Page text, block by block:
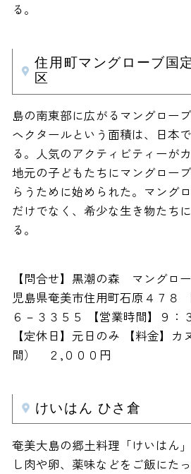
る。
住用町マングローブ国
区
島の南東部に広がるマングロー
ヘクタールという面積は、日本
る。人気のアクティビティーが
地元の子どもたちにマングロー
らうために始められた。マング
だけでなく、希少な生き物たち
る。
【問合せ】黒潮の森 マングロ
児島県奄美市住用町石原４７８
６－３３５５ 【営業時間】９：
【定休日】元日のみ 【料金】
間） ２,０００円
けいはん ひさ倉
奄美大島の郷土料理「けいはん
し肉や卵、薬味などをご飯にた